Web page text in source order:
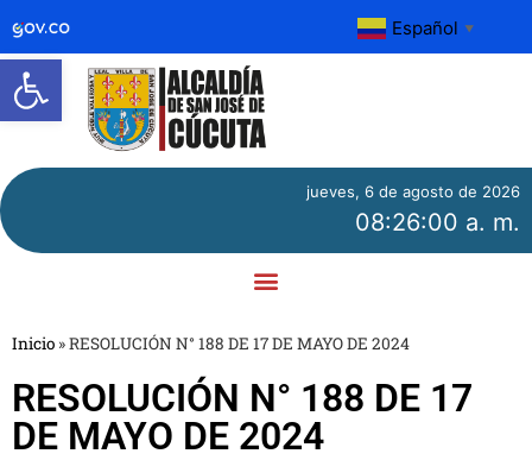
Abrir barra de herramientas
Español ▼
jueves, 6 de agosto de 2026
08:26:00 a. m.
Inicio »RESOLUCIÓN N° 188 DE 17 DE MAYO DE 2024
RESOLUCIÓN N° 188 DE 17
DE MAYO DE 2024